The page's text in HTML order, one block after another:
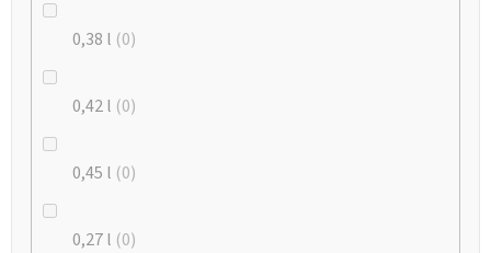
0,38 l 0
0,42 l 0
0,45 l 0
0,27 l 0